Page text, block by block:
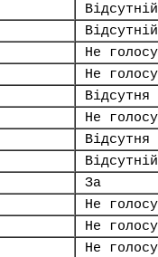
Відсутній
Відсутній
Не
Не
Відсутня
Не
Відсутня
Відсутній
За
Не
Не
Не